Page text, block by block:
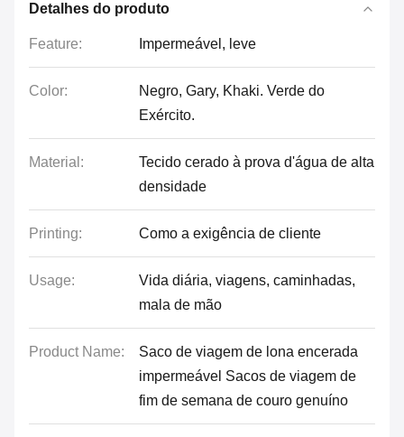
Detalhes do produto
Feature: Impermeável, leve
Color:
Negro, Gary, Khaki. Verde do
Exército.
Material:
Tecido cerado à prova d'água de alta
densidade
Printing: Como a exigência de cliente
Usage:
Vida diária, viagens, caminhadas,
mala de mão
Product Name:
Saco de viagem de lona encerada
impermeável Sacos de viagem de
fim de semana de couro genuíno